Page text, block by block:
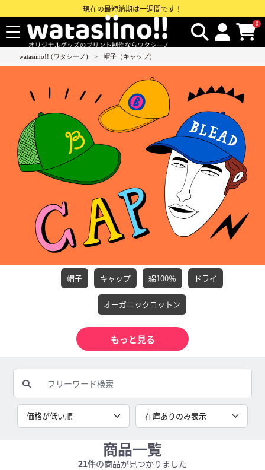
現在の最短納期は一週間です！
0
watasiino!! (ワタシーノ) 帽子（キャップ）
帽子 キャップ 綿100％ ドライ
オーガニックコットン
商品一覧
21件の商品が見つかりました